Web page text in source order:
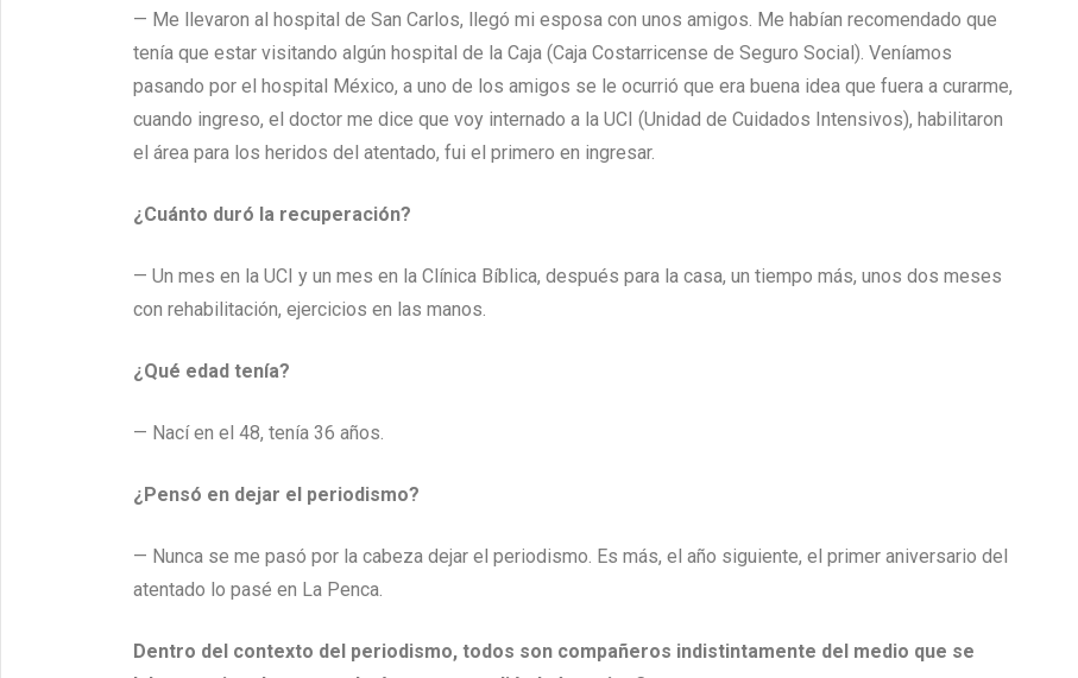
— Me llevaron al hospital de San Carlos, llegó mi esposa con unos amigos. Me habían recomendado que
tenía que estar visitando algún hospital de la Caja (Caja Costarricense de Seguro Social). Veníamos
pasando por el hospital México, a uno de los amigos se le ocurrió que era buena idea que fuera a curarme,
cuando ingreso, el doctor me dice que voy internado a la UCI (Unidad de Cuidados Intensivos), habilitaron
el área para los heridos del atentado, fui el primero en ingresar.
¿Cuánto duró la recuperación?
— Un mes en la UCI y un mes en la Clínica Bíblica, después para la casa, un tiempo más, unos dos meses
con rehabilitación, ejercicios en las manos.
¿Qué edad tenía?
— Nací en el 48, tenía 36 años.
¿Pensó en dejar el periodismo?
— Nunca se me pasó por la cabeza dejar el periodismo. Es más, el año siguiente, el primer aniversario del
atentado lo pasé en La Penca.
Dentro del contexto del periodismo, todos son compañeros indistintamente del medio que se